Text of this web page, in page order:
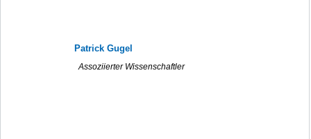
Patrick Gugel
Assoziierter Wissenschaftler